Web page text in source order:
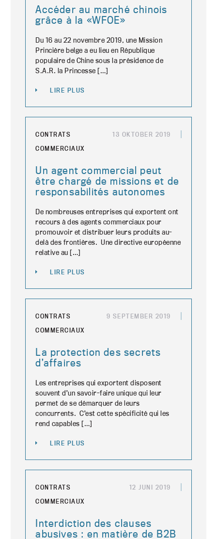
Accéder au marché chinois
grâce à la «WFOE»
Du 16 au 22 novembre 2019, une Mission
Princière belge a eu lieu en République
populaire de Chine sous la présidence de
S.A.R. la Princesse […]
LIRE PLUS
CONTRATS
COMMERCIAUX
13 OKTOBER 2019
Un agent commercial peut
être chargé de missions et de
responsabilités autonomes
De nombreuses entreprises qui exportent ont
recours à des agents commerciaux pour
promouvoir et distribuer leurs produits au-
delà des frontières. Une directive européenne
relative au […]
LIRE PLUS
CONTRATS
COMMERCIAUX
9 SEPTEMBER 2019
La protection des secrets
d’affaires
Les entreprises qui exportent disposent
souvent d’un savoir-faire unique qui leur
permet de se démarquer de leurs
concurrents. C’est cette spécificité qui les
rend capables […]
LIRE PLUS
CONTRATS
COMMERCIAUX
12 JUNI 2019
Interdiction des clauses
abusives : en matière de B2B